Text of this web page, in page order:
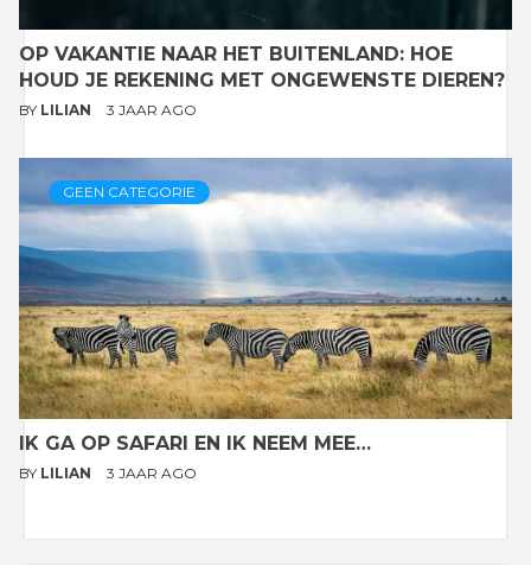
OP VAKANTIE NAAR HET BUITENLAND: HOE
HOUD JE REKENING MET ONGEWENSTE DIEREN?
BY LILIAN 3 JAAR AGO
GEEN CATEGORIE
IK GA OP SAFARI EN IK NEEM MEE…
BY LILIAN 3 JAAR AGO